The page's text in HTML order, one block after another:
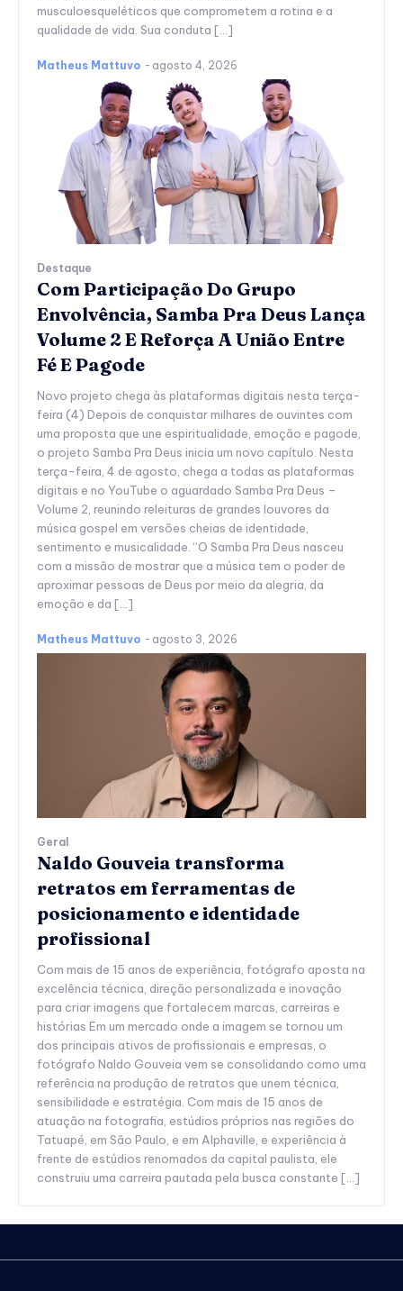
musculoesqueléticos que comprometem a rotina e a
qualidade de vida. Sua conduta […]
Matheus Mattuvo - agosto 4, 2026
Destaque
Com Participação Do Grupo
Envolvência, Samba Pra Deus Lança
Volume 2 E Reforça A União Entre
Fé E Pagode
Novo projeto chega às plataformas digitais nesta terça-
feira (4) Depois de conquistar milhares de ouvintes com
uma proposta que une espiritualidade, emoção e pagode,
o projeto Samba Pra Deus inicia um novo capítulo. Nesta
terça-feira, 4 de agosto, chega a todas as plataformas
digitais e no YouTube o aguardado Samba Pra Deus –
Volume 2, reunindo releituras de grandes louvores da
música gospel em versões cheias de identidade,
sentimento e musicalidade. “O Samba Pra Deus nasceu
com a missão de mostrar que a música tem o poder de
aproximar pessoas de Deus por meio da alegria, da
emoção e da […]
Matheus Mattuvo - agosto 3, 2026
Geral
Naldo Gouveia transforma
retratos em ferramentas de
posicionamento e identidade
profissional
Com mais de 15 anos de experiência, fotógrafo aposta na
excelência técnica, direção personalizada e inovação
para criar imagens que fortalecem marcas, carreiras e
histórias Em um mercado onde a imagem se tornou um
dos principais ativos de profissionais e empresas, o
fotógrafo Naldo Gouveia vem se consolidando como uma
referência na produção de retratos que unem técnica,
sensibilidade e estratégia. Com mais de 15 anos de
atuação na fotografia, estúdios próprios nas regiões do
Tatuapé, em São Paulo, e em Alphaville, e experiência à
frente de estúdios renomados da capital paulista, ele
construiu uma carreira pautada pela busca constante […]